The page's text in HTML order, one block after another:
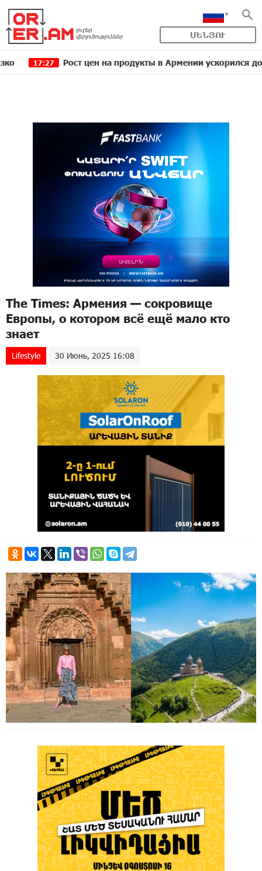
ՄԵՆՅՈՒ
Рост цен на продукты в Армении ускорился до 8,6%:
The Times: Армения — сокровище
Европы, о котором всё ещё мало кто
знает
Lifestyle 30 Июнь, 2025 16:08